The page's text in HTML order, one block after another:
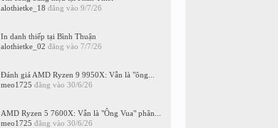
alothietke_18 đăng vào 9/7/26
In danh thiếp tại Bình Thuận
alothietke_02 đăng vào 7/7/26
Đánh giá AMD Ryzen 9 9950X: Vẫn là "ông...
meo1725 đăng vào 30/6/26
AMD Ryzen 5 7600X: Vẫn là "Ông Vua" phân...
meo1725 đăng vào 30/6/26